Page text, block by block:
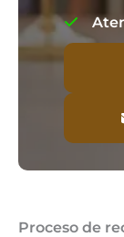
Proceso de